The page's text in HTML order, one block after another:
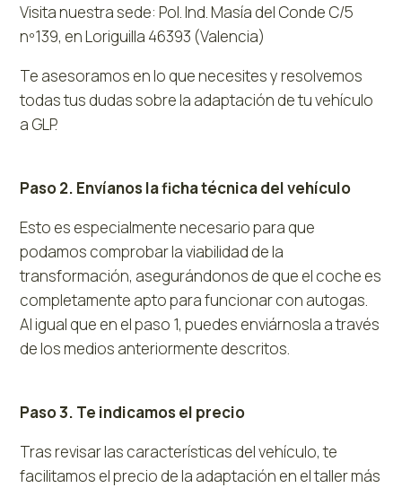
Visita nuestra sede: Pol. Ind. Masía del Conde C/5
nº139, en Loriguilla 46393 (Valencia)
Te asesoramos en lo que necesites y resolvemos
todas tus dudas sobre la adaptación de tu vehículo
a GLP.
Paso 2. Envíanos la ficha técnica del vehículo
Esto es especialmente necesario para que
podamos comprobar la viabilidad de la
transformación, asegurándonos de que el coche es
completamente apto para funcionar con autogas.
Al igual que en el paso 1, puedes enviárnosla a través
de los medios anteriormente descritos.
Paso 3. Te indicamos el precio
Tras revisar las características del vehículo, te
facilitamos el precio de la adaptación en el taller más